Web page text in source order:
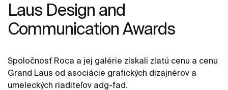
Laus Design and
Communication Awards
Spoločnosť Roca a jej galérie získali zlatú cenu a cenu
Grand Laus od asociácie grafických dizajnérov a
umeleckých riaditeľov adg-fad.